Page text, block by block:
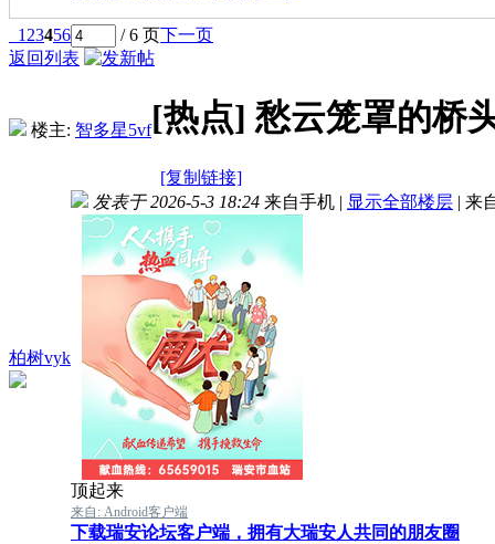
1 23456 / 6 页下一页
返回列表
楼主: 智多星5vf[热点] 愁云笼罩的桥
[复制链接]
柏树vyk
发表于 2026-5-3 18:24 来自手机 | 显示全部楼层 | 来
顶起来
来自: Android客户端
下载瑞安论坛客户端，拥有大瑞安人共同的朋友圈